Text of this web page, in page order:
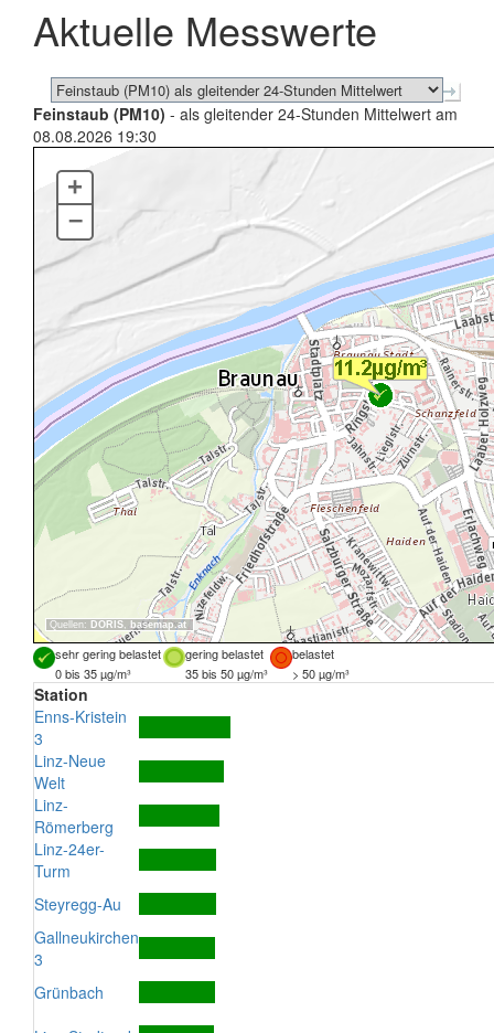
schließen
Aktuelle Messwerte
Feinstaub (PM10) - als gleitender 24-Stunden Mittelwert am
08.08.2026 19:30
Quellen: DORIS, basemap.at
+
–
sehr gering belastet gering belastet
belastet
0 bis 35 µg/m³
35 bis 50 µg/m³ > 50 µg/m³
Station
Enns-Kristein
3
Linz-Neue
Welt
Linz-
Römerberg
Linz-24er-
Turm
Steyregg-Au
Gallneukirchen
3
Grünbach